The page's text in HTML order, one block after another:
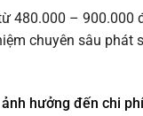
480.000 – 900.000
chuyên sâu phát
hưởng đến chi phí